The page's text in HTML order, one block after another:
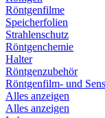
Röntgenfilme
Speicherfolien
Strahlenschutz
Röntgenchemie
Halter
Röntgenzubehör
Röntgenfilm- und
Alles anzeigen
Alles anzeigen